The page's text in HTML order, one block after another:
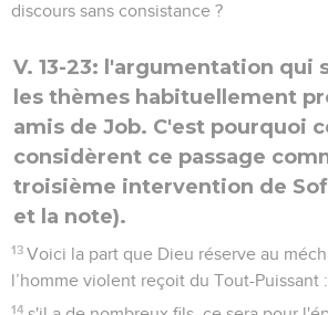
discours sans consistance ?
V. 13-23: l'argumentation qui
les thèmes habituellement
amis de Job. C'est pourquoi
considèrent ce passage
troisième intervention de
et la note).
13 Voici la part que Dieu réserve au
l’homme violent reçoit du Tout-Puissant :
14